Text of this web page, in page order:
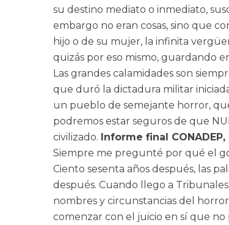
su destino mediato o inmediato,
embargo no eran cosas, sino que
hijo o de su mujer, la infinita
quizás por eso mismo, guardando
Las grandes calamidades son
que duró la dictadura militar
un pueblo de semejante horror,
podremos estar seguros de que
civilizado. Informe final
Siempre me pregunté por qué el
Ciento sesenta años después, las
después. Cuando llego a
nombres y circunstancias del
comenzar con el juicio en sí que